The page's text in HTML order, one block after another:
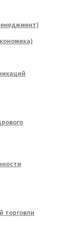
торговли